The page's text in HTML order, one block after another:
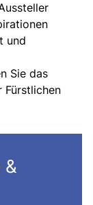
und
Sie das
Fürstlichen